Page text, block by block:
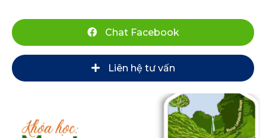
Chat Facebook
Liên hệ tư vấn